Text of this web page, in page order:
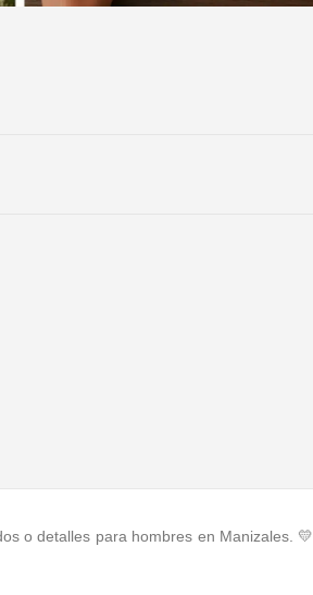
o detalles para hombres en Manizales. 💛